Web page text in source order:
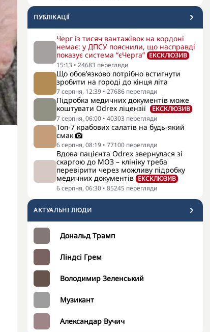
ПУБЛІКАЦІЇ
Черг із тисяч вантажівок на кордоні
немає: у ДПСУ пояснили, що насправді
показує система “єЧерга” ЕКСКЛЮЗИВ
15:13 • 24683 перегляди
Що обов’язково потрібно встигнути
зробити на городі до кінця літа
7 серпня, 12:39 • 27686 перегляди
Підробка медичних документів може
коштувати Odrex ліцензії
ЕКСКЛЮЗИВ
7 серпня, 06:00 • 40303 перегляди
Топ-7 крабових салатів на будь-який
смак
6 серпня, 08:19 • 77100 перегляди
Вдова пацієнта Odrex звернулася зі
скаргою до МОЗ – клініку треба
перевірити через можливу підробку
медичних документів ЕКСКЛЮЗИВ
6 серпня, 06:30 • 85245 перегляди
АКТУАЛЬНI ЛЮДИ
Дональд Трамп
Ліндсі Грем
Володимир Зеленський
Музикант
Александар Вучич